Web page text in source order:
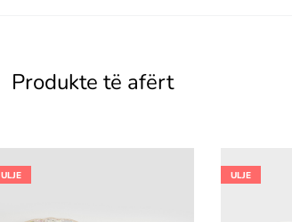
Produkte të afërt
ULJE ULJE